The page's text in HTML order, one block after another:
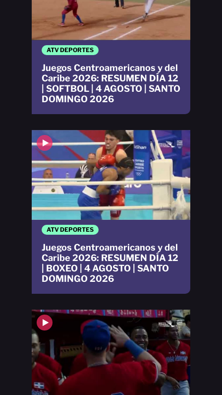
ATV DEPORTES
Juegos Centroamericanos y del
Caribe 2026: RESUMEN DÍA 12
| BOXEO | 4 AGOSTO | SANTO
DOMINGO 2026
ATV DEPORTES
Juegos Centroamericanos y del
Caribe 2026: RESUMEN DÍA 12
| SOFTBOL | 4 AGOSTO | SANTO
DOMINGO 2026